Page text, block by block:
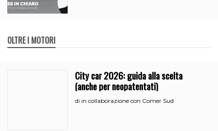
OLTRE I MOTORI
City car 2026: guida alla scelta
(anche per neopatentati)
di in collaborazione con Comer Sud